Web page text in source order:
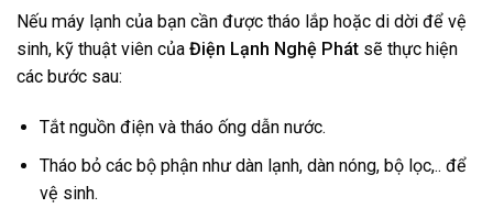
Nếu máy lạnh của bạn cần được tháo lắp hoặc di dời để vệ
sinh, kỹ thuật viên của Điện Lạnh Nghệ Phát sẽ thực hiện
các bước sau:
Tắt nguồn điện và tháo ống dẫn nước.
Tháo bỏ các bộ phận như dàn lạnh, dàn nóng, bộ lọc,.. để
vệ sinh.